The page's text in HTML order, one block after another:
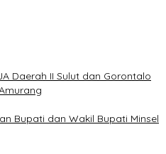
Daerah II Sulut dan Gorontalo
Bupati dan Wakil Bupati Minsel